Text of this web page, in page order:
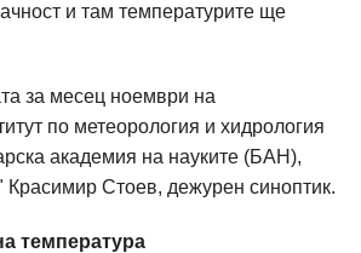
и там температурите ще
за месец ноември на
по метеорология и хидрология
академия на науките (БАН),
Стоев, дежурен синоптик.
температура